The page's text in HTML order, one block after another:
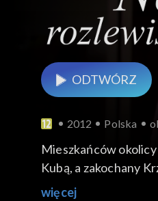
ODTWÓRZ
2012 Polska
Mieszkańców
Kubą, a zakochany
więcej